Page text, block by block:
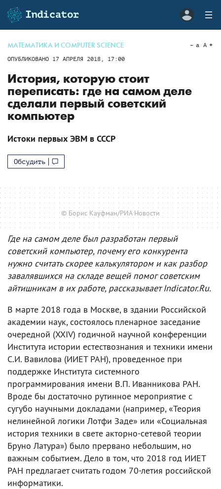
МАТЕМАТИКА И COMPUTER SCIENCE
ОПУБЛИКОВАНО 17 АПРЕЛЯ 2018, 17:00
a A
История, которую стоит
переписать: где на самом деле
сделали первый советский
компьютер
Истоки первых ЭВМ в СССР
Обсудить
© Борис Кауфман/РИА Новости
Где на самом деле был разработан первый
советский компьютер, почему его конкурента
нужно считать скорее калькулятором и как разбор
завалявшихся на складе вещей помог советским
айтишникам в их работе, рассказывает Indicator.Ru.
В марте 2018 года в Москве, в здании Российской
академии наук, состоялось пленарное заседание
очередной (XXIV) годичной научной конференции
Института истории естествознания и техники имени
С.И. Вавилова (ИИЕТ РАН), проведенное при
поддержке Института системного
программирования имени В.П. Иванникова РАН.
Вроде бы достаточно рутинное мероприятие с
сугубо научными докладами (например, «Теория
нелинейной логики Лотфи Заде» или «Социальная
история техники в свете акторно-сетевой теории
Бруно Латура») было прервано небольшим, но
важным событием. Дело в том, что 2018 год ИИЕТ
РАН предлагает считать годом 70-летия российской
информатики.